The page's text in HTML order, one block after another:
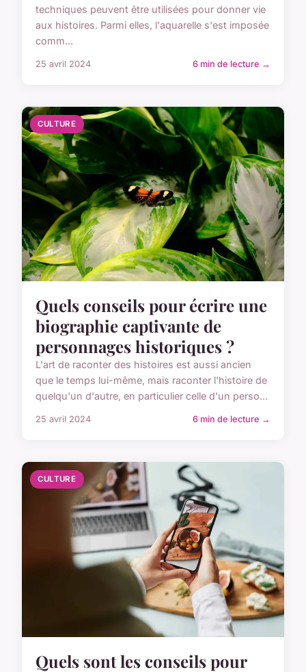
techniques peuvent être utilisées pour donner vie
aux histoires. Parmi elles, l'aquarelle s'est imposée
comm...
25 avril 2024 6 min de lecture →
CULTURE
Quels conseils pour écrire une
biographie captivante de
personnages historiques ?
L'art de raconter des histoires est aussi ancien
que le temps lui-même, mais raconter l'histoire de
quelqu'un d'autre, en particulier celle d'un perso...
25 avril 2024 6 min de lecture →
CULTURE
Quels sont les conseils pour